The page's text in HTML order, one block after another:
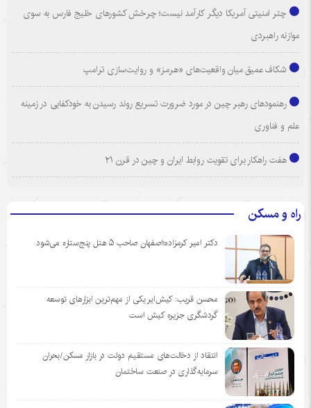
چتر امنیتی آمریکا دیگر کارآمد نیست؛ چرخش کشورهای خلیج فارس به سوی
موازنه راهبردی
شکاف عمیق میان واقعیت‌های «هرمز» و روایت‌سازی ترامپ
رهنمودهای رهبر چین در مورد ضرورت تسریع روند رسیدن به خودکفایی در زمینه
علم و فناوری
هفت راهکار برای تقویت روابط ایران و چین در قرن ۲۱
راه و مسکن
دکتر امیر کرمزاده؛اصفهان صاحب ۵ هتل پنج‌ستاره می‌شود
محسن قریب: کیش‌ایر یکی از مهم‌ترین ابزارهای توسعه
گردشگری جزیره کیش است
انتقاد از دخالت‌های مستقیم دولت در بازار مسکن/بحران
سرمایه‌گذاری در صنعت ساختمان